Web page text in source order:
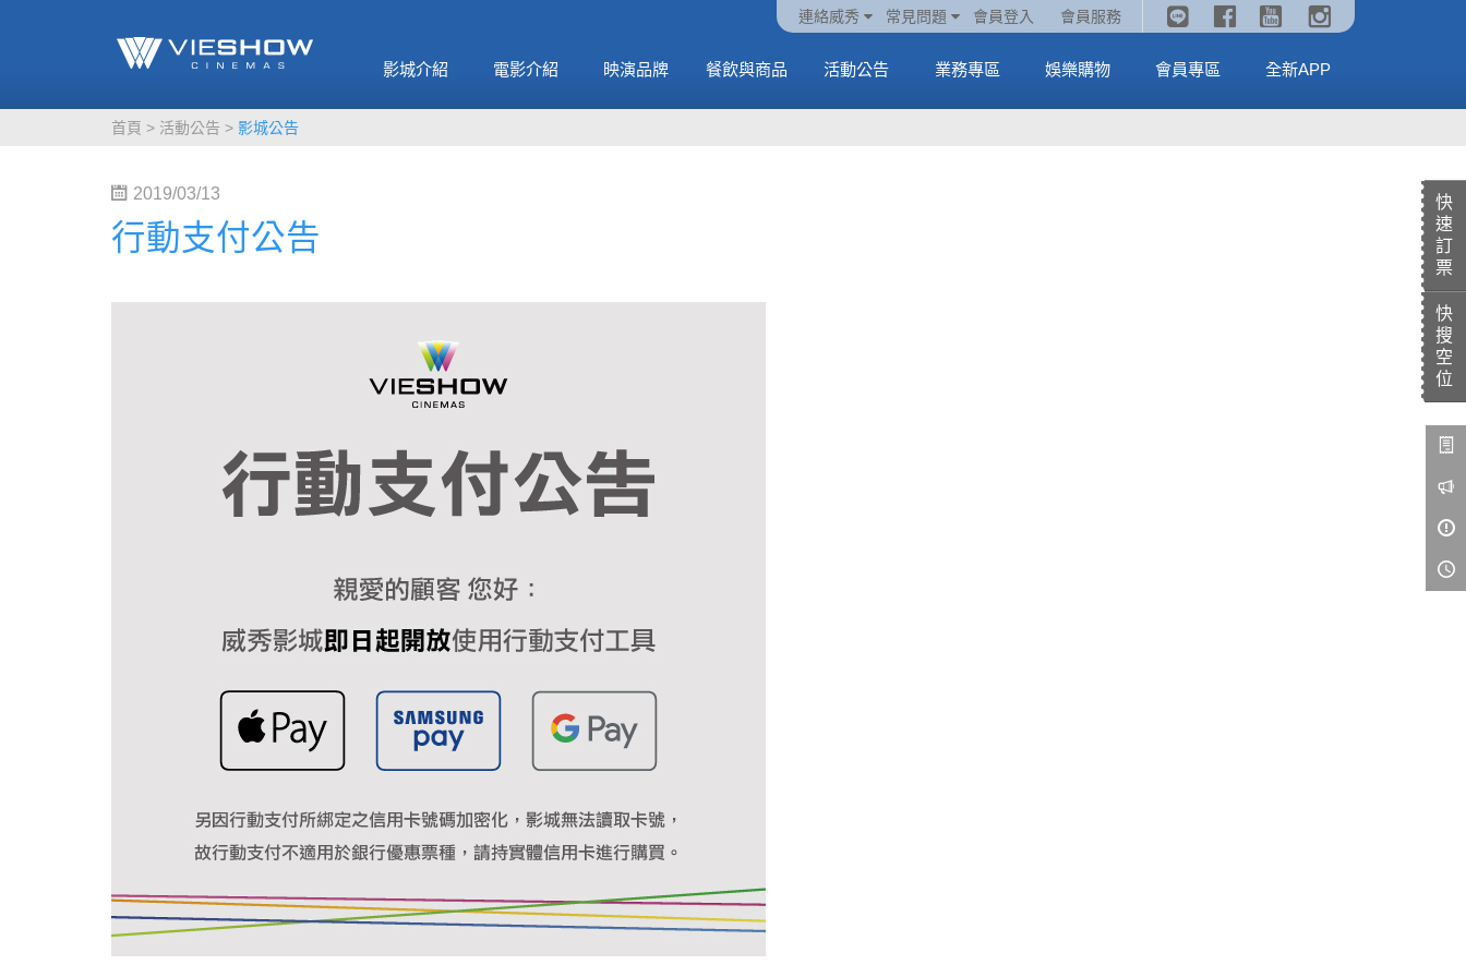
連絡威秀 常見問題 會員登入 會員服務
影城介紹 電影介紹
MORE MORE
火熱預售中《橡樹街
末日》
MORE
火熱預售中《汪汪隊立大功：恐龍大電影》
映演品牌 餐飲與商品
MORE MORE
🥤威秀獨家電影套餐
🥤全台熱賣中
MORE
《劇場版吉伊卡哇》🥤威秀獨家電影套餐🥤
全台熱賣中
MORE
活動公告 業務專區 娛樂購物 會員專區 全新APP
快
速
訂
票
快
搜
空
位
首頁 活動公告 影城公告
2019/03/13
行動支付公告